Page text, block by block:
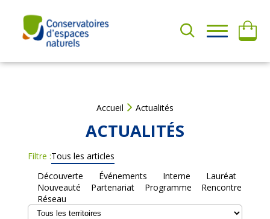
contenu
SOMMES-
AGIR
NOUS
RESSOURCES
A
H
Accueil Actualités
ACTUALITÉS
Filtre :Tous les articles
Découverte
Événements Interne
Lauréat
Nouveauté
Partenariat Programme
Rencontre
Réseau